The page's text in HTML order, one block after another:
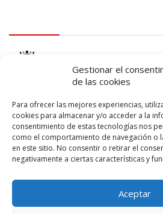
Gestionar el
de las cookies
Para ofrecer las mejores experiencias,
cookies para almacenar y/o acceder a la
consentimiento de estas tecnologías nos
como el comportamiento de navegación o
en este sitio. No consentir o retirar el
negativamente a ciertas características y
Aceptar
logo SID